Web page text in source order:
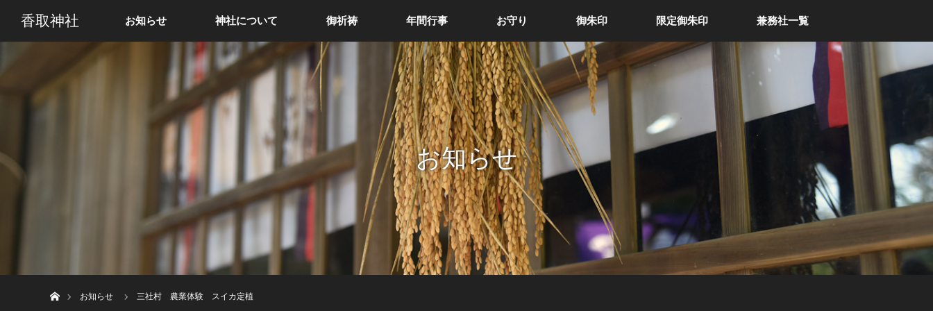
香取神社 お知らせ 神社について 御祈祷 年間行事 お守り 御朱印 限定御朱印 兼務社一覧
お知らせ
お知らせ
三社村 農業体験 スイカ定植